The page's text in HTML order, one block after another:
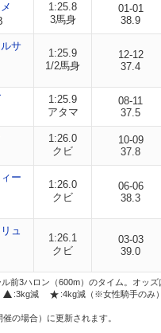
1:25.8
3馬身
01-01
38.9
サ
1:25.9
1/2馬身
12-12
37.4
1:25.9
アタマ
08-11
37.5
1:26.0
クビ
10-09
37.8
ー
1:26.0
クビ
06-06
38.3
ュ
1:26.1
クビ
03-03
39.0
前3ハロン（600m）のタイム。オッズ
:3kg減 :4kg減（※女性騎手のみ
の場合）に更新されます。